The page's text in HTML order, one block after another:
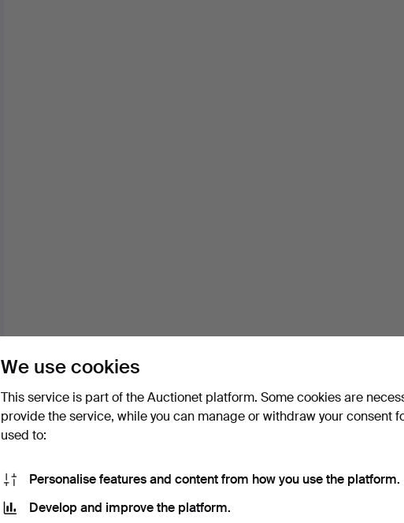
We use cookies
This service is part of the Auctionet platform. Some cookies are
provide the service, while you can manage or withdraw your consent
used to:
Personalise features and content from how you use the platform.
Develop and improve the platform.